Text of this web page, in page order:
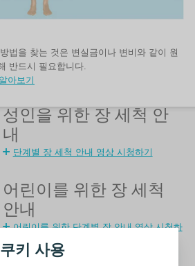
키 사용
법을 찾는 것은 변실금이나 변비와 같이 원
반드시 필요합니다.
아보기
성인을 위한 장 세척 안
내
단계별 장 세척 안내 영상 시청하기
어린이를 위한 장 세척
안내
어린이를 위한 단계별 장 안내 영상 시청하